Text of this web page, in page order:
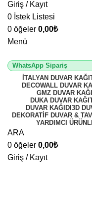
Giriş / Kayıt
0 İstek Listesi
0 öğeler 0,00₺
Menü
WhatsApp Sipariş
İTALYAN DUVAR
DECOWALL DUVAR
GMZ DUVAR
DUKA DUVAR
DUVAR KAĞIDI 3D
DEKORATIF DUVAR &
YARDIMCI
ARA
0 öğeler 0,00₺
Giriş / Kayıt